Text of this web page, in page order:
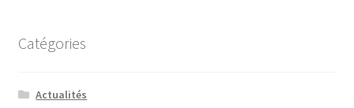
Catégories
Actualités